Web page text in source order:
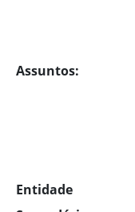
Assuntos:
Entidade